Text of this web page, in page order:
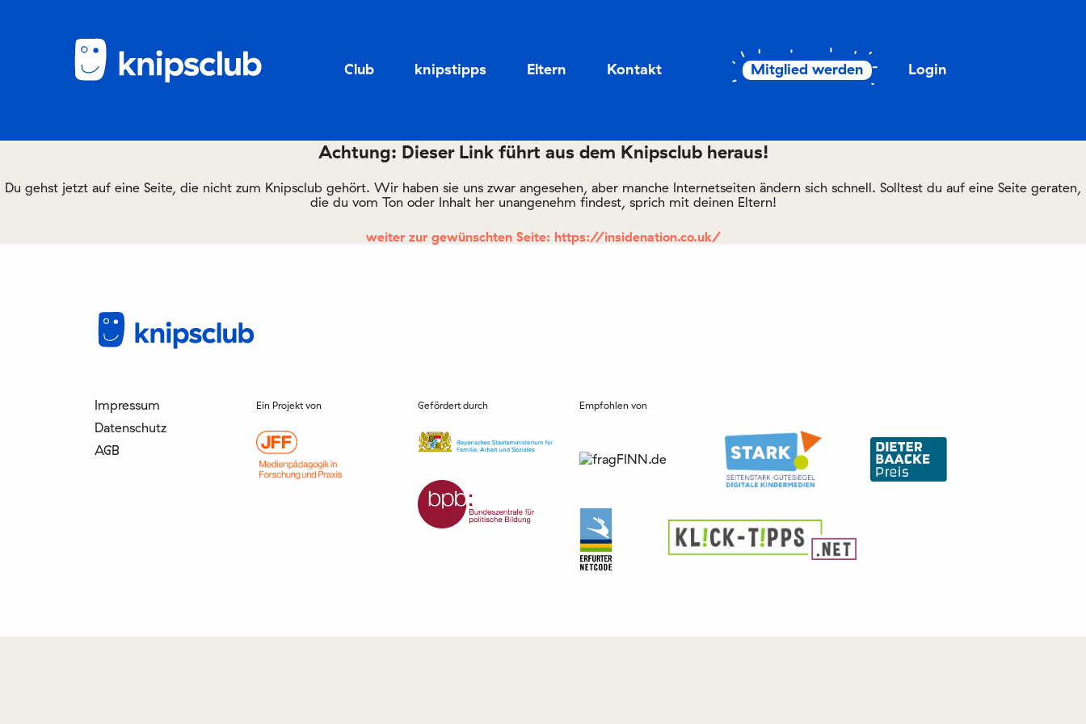
Club knipstipps Eltern Kontakt Mitglied werden Login
Achtung: Dieser Link führt aus dem Knipsclub heraus!
Du gehst jetzt auf eine Seite, die nicht zum Knipsclub gehört. Wir haben sie uns zwar angesehen, aber manche Internetseiten ändern sich schnell. Solltest du auf eine Seite geraten,
die du vom Ton oder Inhalt her unangenehm findest, sprich mit deinen Eltern!
weiter zur gewünschten Seite: https://insidenation.co.uk/
Impressum
Datenschutz
AGB
Ein Projekt von Gefördert durch Empfohlen von